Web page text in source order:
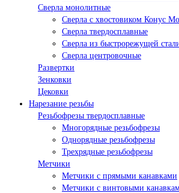
Сверла монолитные
Сверла с хвостовиком Конус
Сверла твердосплавные
Сверла из быстрорежущей
Сверла центровочные
Развертки
Зенковки
Цековки
Нарезание резьбы
Резьбофрезы твердосплавные
Многорядные резьбофрезы
Однорядные резьбофрезы
Трехрядные резьбофрезы
Метчики
Метчики с прямыми канавками
Метчики с винтовыми